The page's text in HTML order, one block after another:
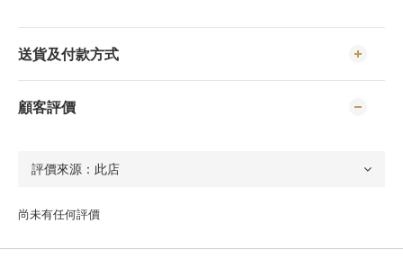
送貨及付款方式
顧客評價
尚未有任何評價